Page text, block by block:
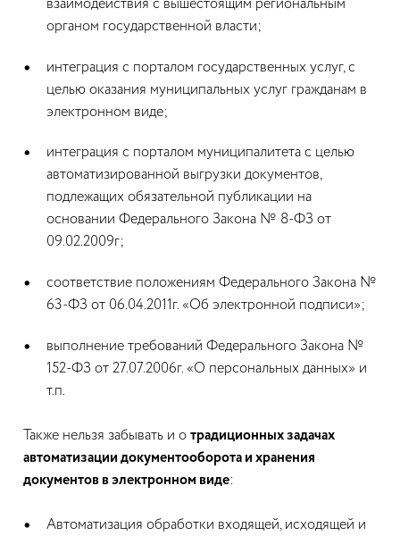
взаимодействия с вышестоящим региональным
органом государственной власти;
интеграция с порталом государственных услуг, с
целью оказания муниципальных услуг гражданам в
электронном виде;
интеграция с порталом муниципалитета с целью
автоматизированной выгрузки документов,
подлежащих обязательной публикации на
основании Федерального Закона № 8-ФЗ от
09.02.2009г;
соответствие положениям Федерального Закона №
63-ФЗ от 06.04.2011г. «Об электронной подписи»;
выполнение требований Федерального Закона №
152-ФЗ от 27.07.2006г. «О персональных данных» и
т.п.
Также нельзя забывать и о традиционных задачах
автоматизации документооборота и хранения
документов в электронном виде:
Автоматизация обработки входящей, исходящей и